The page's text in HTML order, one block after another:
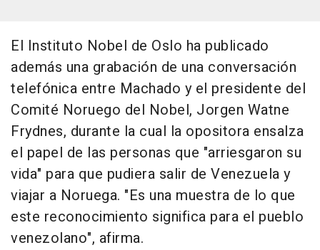
El Instituto Nobel de Oslo ha publicado
además una grabación de una conversación
telefónica entre Machado y el presidente del
Comité Noruego del Nobel, Jorgen Watne
Frydnes, durante la cual la opositora ensalza
el papel de las personas que "arriesgaron su
vida" para que pudiera salir de Venezuela y
viajar a Noruega. "Es una muestra de lo que
este reconocimiento significa para el pueblo
venezolano", afirma.